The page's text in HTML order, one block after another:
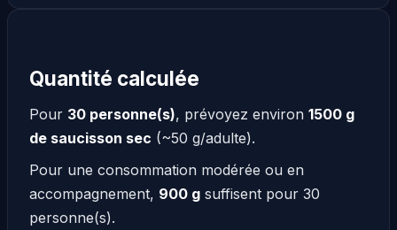
Quantité calculée
Pour 30 personne(s), prévoyez environ 1500 g
de saucisson sec (~50 g/adulte).
Pour une consommation modérée ou en
accompagnement, 900 g suffisent pour 30
personne(s).